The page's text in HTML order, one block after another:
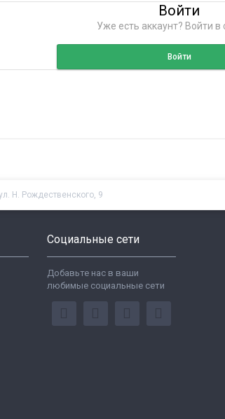
Войти
Уже есть аккаунт? Войти в
Войти
Н. Рождественского, 9
Социальные сети
Добавьте нас в ваши
любимые социальные сети